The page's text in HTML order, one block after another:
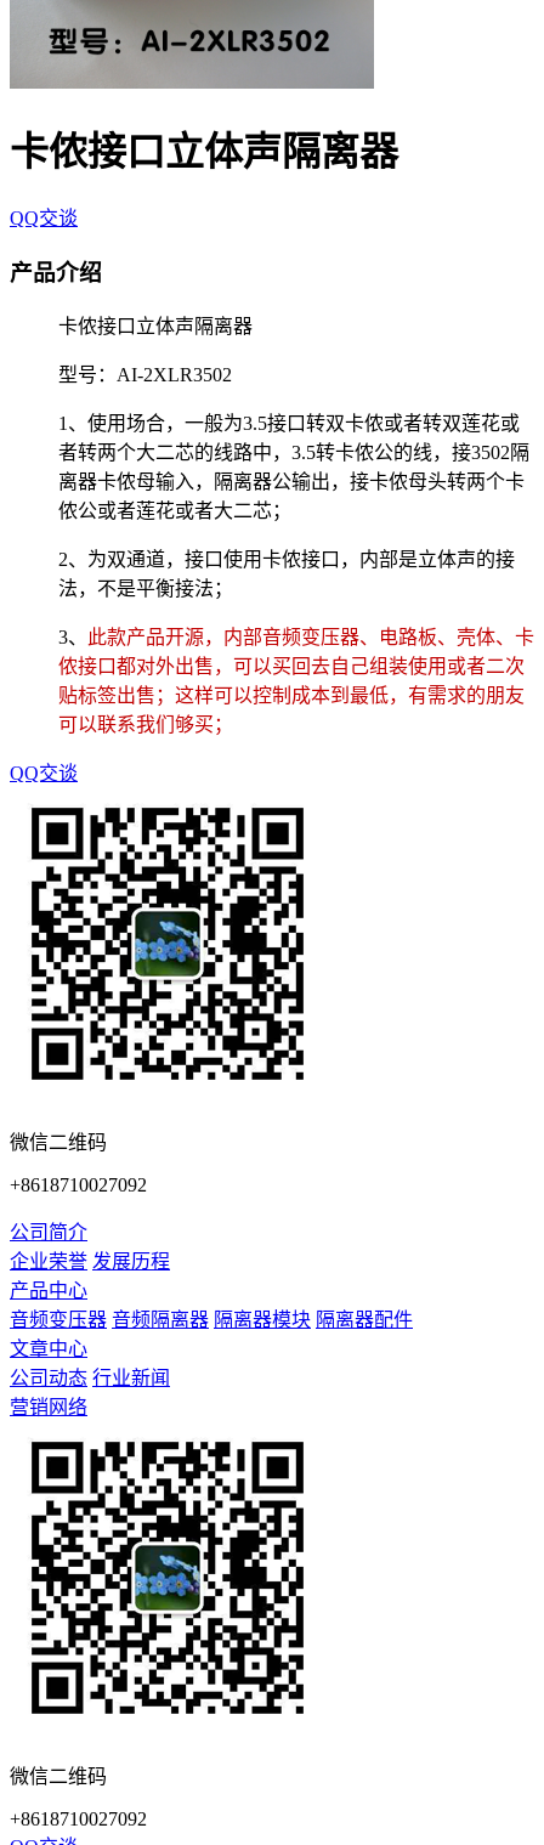
卡侬接口立体声隔离器
QQ交谈
产品介绍
卡侬接口立体声隔离器
型号：AI-2XLR3502
1、使用场合，一般为3.5接口转双卡侬或者转双莲花或
者转两个大二芯的线路中，3.5转卡侬公的线，接3502隔
离器卡侬母输入，隔离器公输出，接卡侬母头转两个卡
侬公或者莲花或者大二芯；
2、为双通道，接口使用卡侬接口，内部是立体声的接
法，不是平衡接法；
3、
此款产品开源，内部音频变压器、电路板、壳体、卡
侬接口都对外出售，可以买回去自己组装使用或者二次
贴标签出售；这样可以控制成本到最低，有需求的朋友
可以联系我们够买；
QQ交谈
微信二维码
+8618710027092
公司简介
企业荣誉 发展历程
产品中心
音频变压器 音频隔离器 隔离器模块 隔离器配件
文章中心
公司动态 行业新闻
营销网络
微信二维码
+8618710027092